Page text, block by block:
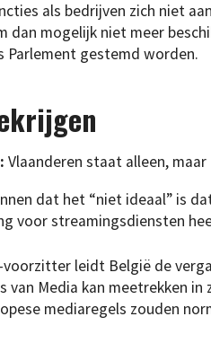
als bedrijven zich niet
dan mogelijk niet meer
Parlement gestemd worden.
Vlaanderen staat alleen,
dat het “niet ideaal” is
voor streamingsdiensten
leidt België de
van Media kan meetrekken
mediaregels zouden